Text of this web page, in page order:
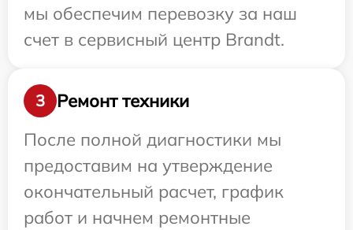
мы обеспечим перевозку за наш
счет в сервисный центр Brandt.
3
Ремонт техники
После полной диагностики мы
предоставим на утверждение
окончательный расчет, график
работ и начнем ремонтные